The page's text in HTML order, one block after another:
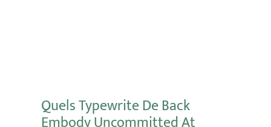
Quels Typewrite De Back